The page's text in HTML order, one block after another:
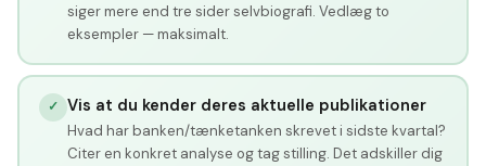
siger mere end tre sider selvbiografi. Vedlæg to
eksempler — maksimalt.
✓ Vis at du kender deres aktuelle publikationer
Hvad har banken/tænketanken skrevet i sidste kvartal?
Citer en konkret analyse og tag stilling. Det adskiller dig